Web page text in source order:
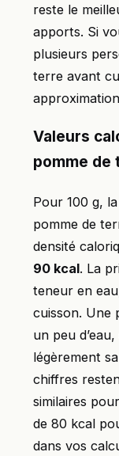
reste le
apports. Si
plusieurs
terre avant
Valeurs
pomme de
Pour 100 g,
pomme de
densité
90 kcal. La
teneur en
cuisson. Une
un peu
légèrement
chiffres
similaires
de 80 kcal
dans vos